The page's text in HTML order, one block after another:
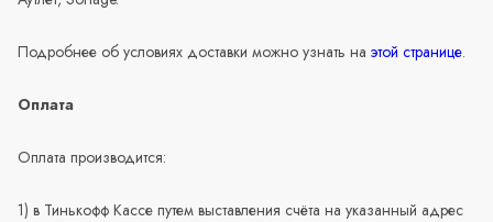
Подробнее об условиях доставки можно узнать на этой странице.
Оплата
Оплата производится:
1) в Тинькофф Кассе путем выставления счёта на указанный адрес